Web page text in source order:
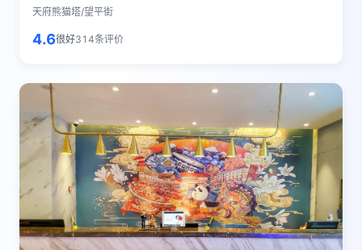
天府熊猫塔/望平街
4.6很好314条评价